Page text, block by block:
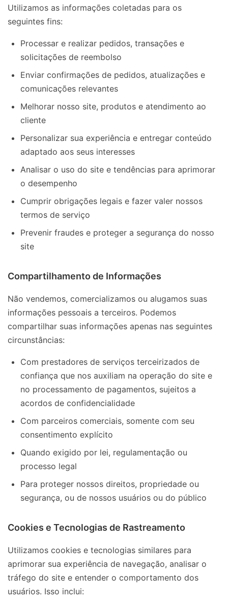
Utilizamos as informações coletadas para os
seguintes fins:
Processar e realizar pedidos, transações e
solicitações de reembolso
Enviar confirmações de pedidos, atualizações e
comunicações relevantes
Melhorar nosso site, produtos e atendimento ao
cliente
Personalizar sua experiência e entregar conteúdo
adaptado aos seus interesses
Analisar o uso do site e tendências para aprimorar
o desempenho
Cumprir obrigações legais e fazer valer nossos
termos de serviço
Prevenir fraudes e proteger a segurança do nosso
site
Compartilhamento de Informações
Não vendemos, comercializamos ou alugamos suas
informações pessoais a terceiros. Podemos
compartilhar suas informações apenas nas seguintes
circunstâncias:
Com prestadores de serviços terceirizados de
confiança que nos auxiliam na operação do site e
no processamento de pagamentos, sujeitos a
acordos de confidencialidade
Com parceiros comerciais, somente com seu
consentimento explícito
Quando exigido por lei, regulamentação ou
processo legal
Para proteger nossos direitos, propriedade ou
segurança, ou de nossos usuários ou do público
Cookies e Tecnologias de Rastreamento
Utilizamos cookies e tecnologias similares para
aprimorar sua experiência de navegação, analisar o
tráfego do site e entender o comportamento dos
usuários. Isso inclui: